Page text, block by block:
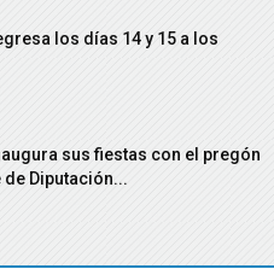
los días 14 y 15 a los
sus fiestas con el pregón
Diputación...